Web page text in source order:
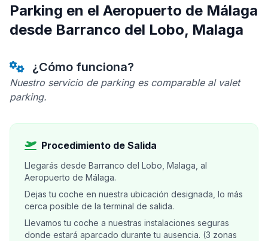
Parking en el Aeropuerto de Málaga
desde Barranco del Lobo, Malaga
¿Cómo funciona?
Nuestro servicio de parking es comparable al valet
parking.
Procedimiento de Salida
Llegarás desde Barranco del Lobo, Malaga, al
Aeropuerto de Málaga.
Dejas tu coche en nuestra ubicación designada, lo más
cerca posible de la terminal de salida.
Llevamos tu coche a nuestras instalaciones seguras
donde estará aparcado durante tu ausencia. (3 zonas